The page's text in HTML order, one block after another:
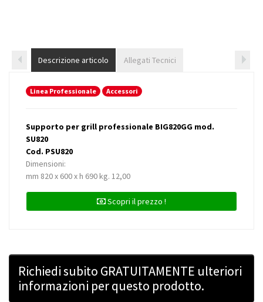
Descrizione articolo Allegati Tecnici
Linea Professionale Accessori
Supporto per grill professionale BIG820GG mod.
SU820
Cod. PSU820
Dimensioni:
mm 820 x 600 x h 690 kg. 12,00
Scopri il prezzo !
Richiedi subito GRATUITAMENTE ulteriori
informazioni per questo prodotto.